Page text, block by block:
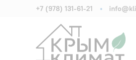
+7 (978) 131-61-21